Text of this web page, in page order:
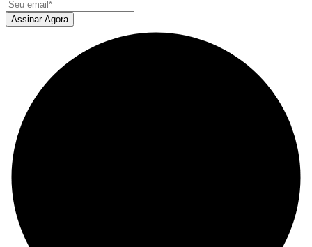
Assinar Agora